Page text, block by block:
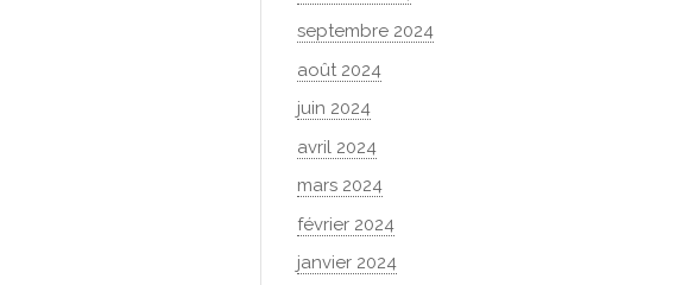
septembre 2024
août 2024
juin 2024
avril 2024
mars 2024
février 2024
janvier 2024